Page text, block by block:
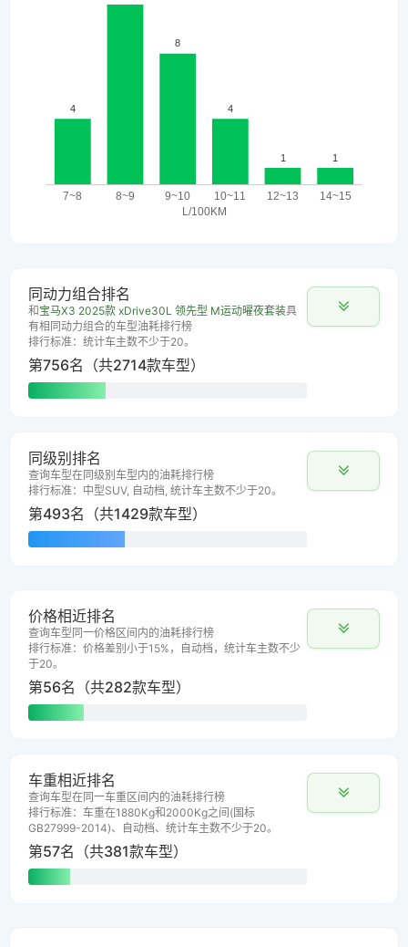
同动力组合排名
和 宝马X3 2025款 xDrive30L 领先型 M运动曜夜套装具
有相同动力组合的车型油耗排行榜
排行标准：统计车主数不少于20。
第756名（共2714款车型）
同级别排名
查询车型在同级别车型内的油耗排行榜
排行标准：中型SUV, 自动档, 统计车主数不少于20。
第493名（共1429款车型）
价格相近排名
查询车型同一价格区间内的油耗排行榜
排行标准：价格差别小于15%，自动档，统计车主数不少
于20。
第56名（共282款车型）
车重相近排名
查询车型在同一车重区间内的油耗排行榜
排行标准：车重在1880Kg和2000Kg之间(国标
GB27999-2014)、自动档、统计车主数不少于20。
第57名（共381款车型）